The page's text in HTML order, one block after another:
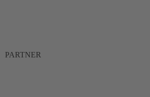
PARTNER